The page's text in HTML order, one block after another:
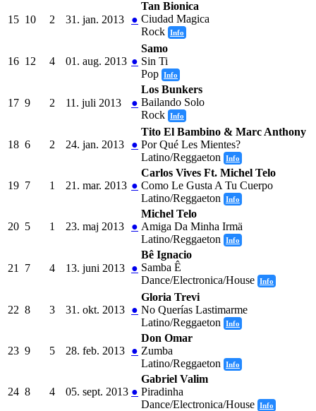
15 10 2 31. jan. 2013 ●
Tan Bionica
Ciudad Magica
Rock Info
16 12 4 01. aug. 2013 ●
Samo
Sin Ti
Pop Info
17 9 2 11. juli 2013 ●
Los Bunkers
Bailando Solo
Rock Info
18 6 2 24. jan. 2013 ●
Tito El Bambino & Marc Anthony
Por Qué Les Mientes?
Latino/Reggaeton
Info
19 7 1 21. mar. 2013 ●
Carlos Vives Ft. Michel Telo
Como Le Gusta A Tu Cuerpo
Latino/Reggaeton
Info
20 5 1 23. maj 2013 ●
Michel Telo
Amiga Da Minha Irmä
Latino/Reggaeton
Info
21 7 4 13. juni 2013 ●
Bê Ignacio
Samba Ê
Dance/Electronica/House Info
22 8 3 31. okt. 2013 ●
Gloria Trevi
No Querías Lastimarme
Latino/Reggaeton
Info
23 9 5 28. feb. 2013 ●
Don Omar
Zumba
Latino/Reggaeton
Info
24 8 4 05. sept. 2013 ●
Gabriel Valim
Piradinha
Dance/Electronica/House Info